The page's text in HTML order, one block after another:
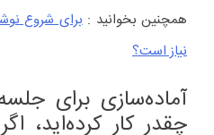
همچنین بخوانید :برای شروع
نیاز است؟
آماده‌سازی برای
چقدر کار کرده‌اید،